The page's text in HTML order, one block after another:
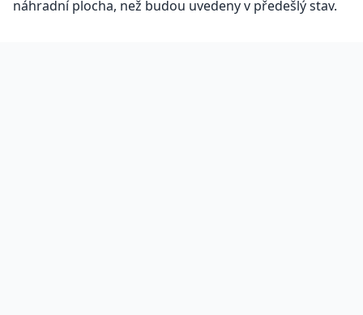
náhradní plocha, než budou uvedeny v předešlý stav.